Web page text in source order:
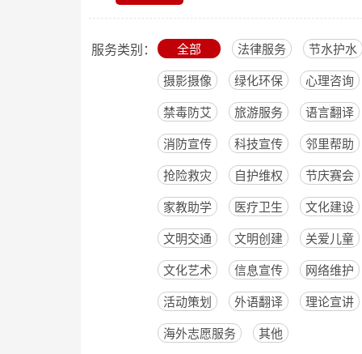
服务类别： 全部 法律服务 节水护水
摄影摄像 绿化环保 心理咨询
禁毒防艾 旅游服务 语言翻译
消防宣传 科技宣传 邻里帮助
抢险救灾 自护维权 节庆赛会
家教助学 医疗卫生 文化建设
文明交通 文明创建 关爱儿童
文化艺术 信息宣传 网络维护
活动策划 外语翻译 理论宣讲
海外志愿服务 其他